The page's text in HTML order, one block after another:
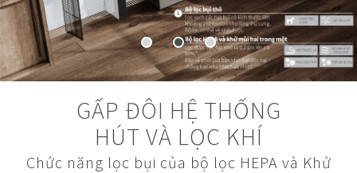
GẤP ĐÔI HỆ THỐNG
HÚT VÀ LỌC KHÍ
Chức năng lọc bụi của bộ lọc HEPA và Khử